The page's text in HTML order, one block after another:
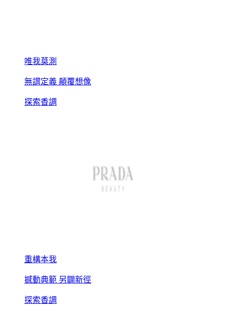
唯我莫測
無謂定義 顛覆想像
探索香調
重構本我
撼動典範 另闢新徑
探索香調